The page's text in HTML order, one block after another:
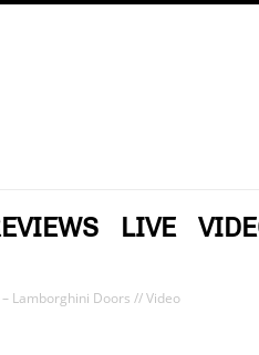
LIVE
Lamborghini Doors // Video